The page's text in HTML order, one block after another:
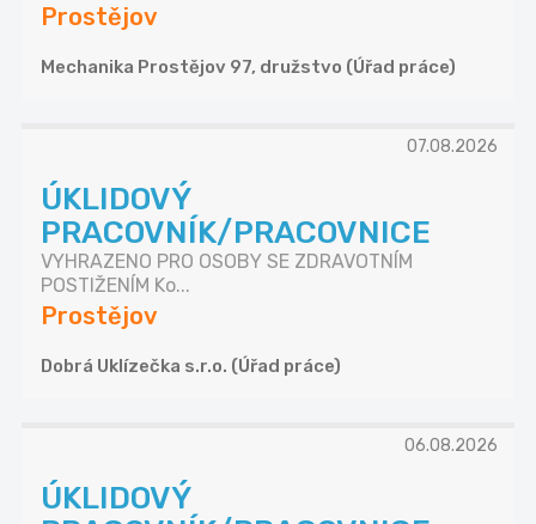
Prostějov
Mechanika Prostějov 97, družstvo (Úřad práce)
07.08.2026
ÚKLIDOVÝ
PRACOVNÍK/PRACOVNICE
VYHRAZENO PRO OSOBY SE ZDRAVOTNÍM
POSTIŽENÍM Ko...
Prostějov
Dobrá Uklízečka s.r.o. (Úřad práce)
06.08.2026
ÚKLIDOVÝ